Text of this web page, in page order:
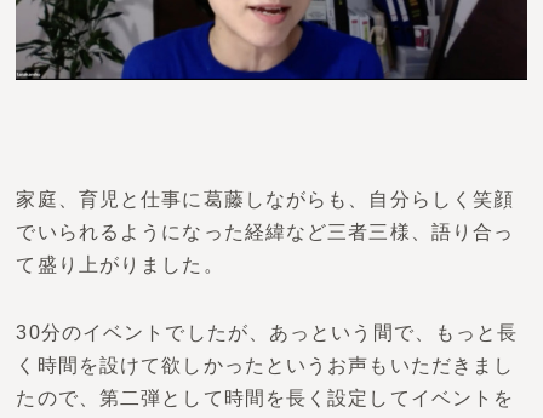
家庭、育児と仕事に葛藤しながらも、自分らしく笑顔
でいられるようになった経緯など三者三様、語り合っ
て盛り上がりました。
30分のイベントでしたが、あっという間で、もっと長
く時間を設けて欲しかったというお声もいただきまし
たので、第二弾として時間を長く設定してイベントを